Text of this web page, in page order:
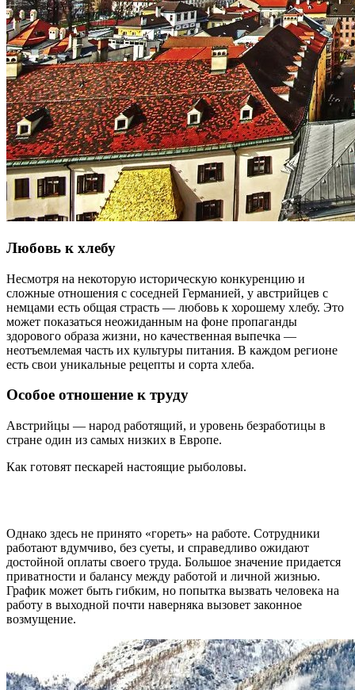
Любовь к хлебу
Несмотря на некоторую историческую конкуренцию и
сложные отношения с соседней Германией, у австрийцев с
немцами есть общая страсть — любовь к хорошему хлебу. Это
может показаться неожиданным на фоне пропаганды
здорового образа жизни, но качественная выпечка —
неотъемлемая часть их культуры питания. В каждом регионе
есть свои уникальные рецепты и сорта хлеба.
Особое отношение к труду
Австрийцы — народ работящий, и уровень безработицы в
стране один из самых низких в Европе.
Как готовят пескарей настоящие рыболовы.
Однако здесь не принято «гореть» на работе. Сотрудники
работают вдумчиво, без суеты, и справедливо ожидают
достойной оплаты своего труда. Большое значение придается
приватности и балансу между работой и личной жизнью.
График может быть гибким, но попытка вызвать человека на
работу в выходной почти наверняка вызовет законное
возмущение.